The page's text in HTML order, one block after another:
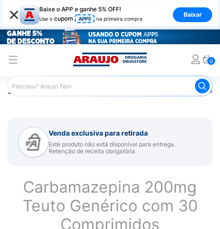
× Baixe o APP e ganhe 5% OFF!
Use o cupom APP5 na primeira compra
Baixar
0
Araujo Medicamentos Remédio para Sistema Nervoso
Venda exclusiva para retirada
Este produto não está disponível para entrega.
Retenção de receita obrigatória.
Carbamazepina 200mg
Teuto Genérico com 30
Comprimidos